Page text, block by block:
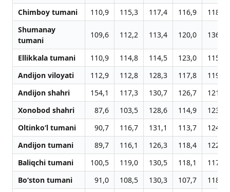
Chimboy tumani
110,9 115,3 117,4 116,9
118,1
Shumanay
tumani
109,6 112,2 113,4 120,0 136,0
Ellikkala tumani 110,9 114,8 114,5 123,0
115,1
Andijon viloyati
112,9 112,8 128,3 117,8
119,2
Andijon shahri
154,1 117,3 130,7 126,7
121,8
Xonobod shahri
87,6 103,5 128,6 114,9
123,9
Oltinko‘l tumani
90,7 116,7 131,1 113,7
124,6
Andijon tumani
89,7 116,1 126,3 118,4
122,2
Baliqchi tumani
100,5 119,0 130,5 118,1
117,6
Bo‘ston tumani
91,0 108,5 130,3 107,7
118,9